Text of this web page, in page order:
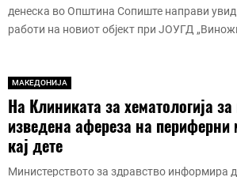
денеска во Општина Сопиште направи
работи на новиот објект при ЈОУГД
МАКЕДОНИЈА
На Клиниката за хематологија
изведена афереза на периферни
кај дете
Министерството за здравство информира